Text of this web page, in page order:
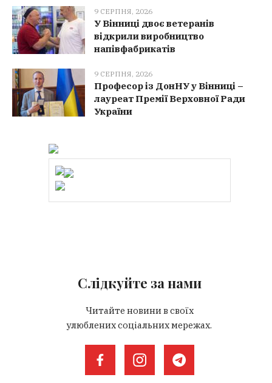
9 СЕРПНЯ, 2026
У Вінниці двоє ветеранів
відкрили виробництво
напівфабрикатів
9 СЕРПНЯ, 2026
Професор із ДонНУ у Вінниці –
лауреат Премії Верховної Ради
України
Слідкуйте за нами
Читайте новини в своїх
улюблених соціальних мережах.